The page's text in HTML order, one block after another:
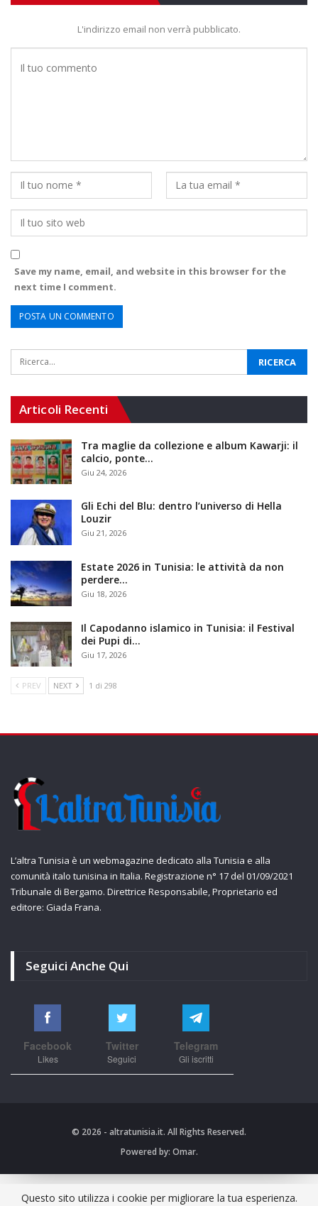
L'indirizzo email non verrà pubblicato.
Save my name, email, and website in this browser for the
next time I comment.
Articoli Recenti
Tra maglie da collezione e album Kawarji: il
calcio, ponte…
Giu 24, 2026
Gli Echi del Blu: dentro l’universo di Hella
Louzir
Giu 21, 2026
Estate 2026 in Tunisia: le attività da non
perdere…
Giu 18, 2026
Il Capodanno islamico in Tunisia: il Festival
dei Pupi di…
Giu 17, 2026
PREV NEXT 1 di 298
L’altra Tunisia è un webmagazine dedicato alla Tunisia e alla
comunità italo tunisina in Italia. Registrazione n° 17 del 01/09/2021
Tribunale di Bergamo. Direttrice Responsabile, Proprietario ed
editore: Giada Frana.
Seguici Anche Qui
Facebook
Likes
Twitter
Seguici
Telegram
Gli iscritti
© 2026 - altratunisia.it. All Rights Reserved.
Powered by: Omar.
Questo sito utilizza i cookie per migliorare la tua esperienza.